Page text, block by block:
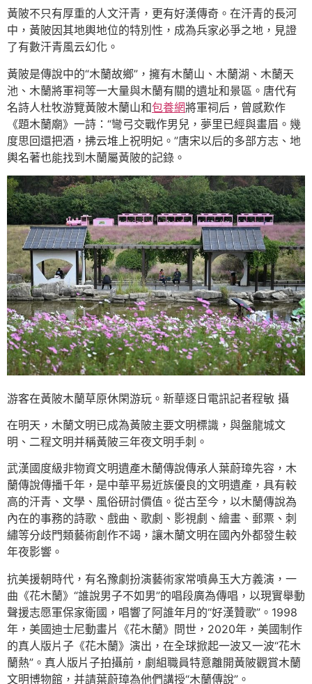
黃陂不只有厚重的人文汗青，更有好漢傳奇。在汗青的長河
中，黃陂因其地輿地位的特別性，成為兵家必爭之地，見證
了有數汗青風云幻化。
黃陂是傳說中的“木蘭故鄉”，擁有木蘭山、木蘭湖、木蘭天
池、木蘭將軍祠等一大量與木蘭有關的遺址和景區。唐代有
名詩人杜牧游覽黃陂木蘭山和包養網將軍祠后，曾感歎作
《題木蘭廟》一詩：“彎弓交戰作男兒，夢里已經與畫眉。幾
度思回還把酒，拂云堆上祝明妃。”唐宋以后的多部方志、地
輿名著也能找到木蘭屬黃陂的記錄。
游客在黃陂木蘭草原休閑游玩。新華逐日電訊記者程敏 攝
在明天，木蘭文明已成為黃陂主要文明標識，與盤龍城文
明、二程文明并稱黃陂三年夜文明手刺。
武漢國度級非物資文明遺產木蘭傳說傳承人葉蔚璋先容，木
蘭傳說傳播千年，是中華平易近族優良的文明遺產，具有較
高的汗青、文學、風俗研討價值。從古至今，以木蘭傳說為
內在的事務的詩歌、戲曲、歌劇、影視劇、繪畫、郵票、刺
繡等分歧門類藝術創作不竭，讓木蘭文明在國內外都發生較
年夜影響。
抗美援朝時代，有名豫劇扮演藝術家常噴鼻玉大方義演，一
曲《花木蘭》“誰說男子不如男”的唱段廣為傳唱，以現實舉動
聲援志愿軍保家衛國，唱響了阿誰年月的“好漢贊歌”。1998
年，美國迪士尼動畫片《花木蘭》問世，2020年，美國制作
的真人版片子《花木蘭》演出，在全球掀起一波又一波“花木
蘭熱”。真人版片子拍攝前，劇組職員特意離開黃陂觀賞木蘭
文明博物館，并請葉蔚璋為他們講授“木蘭傳說”。